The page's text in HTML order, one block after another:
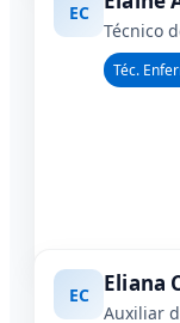
EC
Técnico
Téc.
EC Eliana
Auxiliar